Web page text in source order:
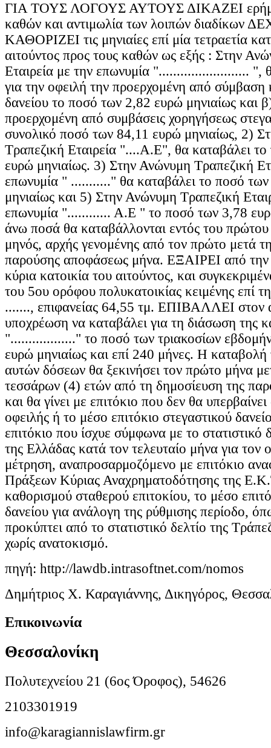
ΓΙΑ ΤΟΥΣ ΛΟΓΟΥΣ ΑΥΤΟΥΣ ΔΙΚΑΖΕΙ
καθών και αντιμωλία των λοιπών διαδίκων
ΚΑΘΟΡΙΖΕΙ τις μηνιαίες επί μία τετραετία
αιτούντος προς τους καθών ως εξής : Στην
Εταιρεία με την επωνυμία "......................... ",
για την οφειλή την προερχομένη από σύμβαση
δανείου το ποσό των 2,82 ευρώ μηνιαίως και
προερχομένη από συμβάσεις χορηγήσεως
συνολικό ποσό των 84,11 ευρώ μηνιαίως, 2)
Τραπεζική Εταιρεία "....Α.Ε", θα καταβάλει
ευρώ μηνιαίως. 3) Στην Ανώνυμη Τραπεζική
επωνυμία " ..........." θα καταβάλει το ποσό
μηνιαίως και 5) Στην Ανώνυμη Τραπεζική
επωνυμία "............ Α.Ε " τo ποσό των 3,78
άνω ποσά θα καταβάλλονται εντός του
μηνός, αρχής γενομένης από τον πρώτο μετά
παρούσης αποφάσεως μήνα. ΕΞΑΙΡΕΙ από την
κύρια κατοικία του αιτούντος, και
του 5ου ορόφου πολυκατοικίας κειμένης επί
......., επιφανείας 64,55 τμ. ΕΠΙΒΑΛΛΕΙ στον
υποχρέωση να καταβάλει για τη διάσωση της
".................." το ποσό των τριακοσίων
ευρώ μηνιαίως και επί 240 μήνες. Η καταβολή
αυτών δόσεων θα ξεκινήσει τον πρώτο μήνα
τεσσάρων (4) ετών από τη δημοσίευση της
και θα γίνει με επιτόκιο που δεν θα
οφειλής ή το μέσο επιτόκιο στεγαστικού
επιτόκιο που ίσχυε σύμφωνα με το στατιστικό
της Ελλάδας κατά τον τελευταίο μήνα για τον
μέτρηση, αναπροσαρμοζόμενο με επιτόκιο
Πράξεων Κύριας Αναχρηματοδότησης της
καθορισμού σταθερού επιτοκίου, το μέσο
δανείου για ανάλογη της ρύθμισης περίοδο,
προκύπτει από το στατιστικό δελτίο της
χωρίς ανατοκισμό.
πηγή: http://lawdb.intrasoftnet.com/nomos
Δημήτριος Χ. Καραγιάννης, Δικηγόρος,
Επικοινωνία
Θεσσαλονίκη
Πολυτεχνείου 21 (6ος Όροφος), 54626
2103301919
info@karagiannislawfirm.gr